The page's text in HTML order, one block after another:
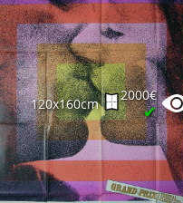
120x160cm
2000€
✔